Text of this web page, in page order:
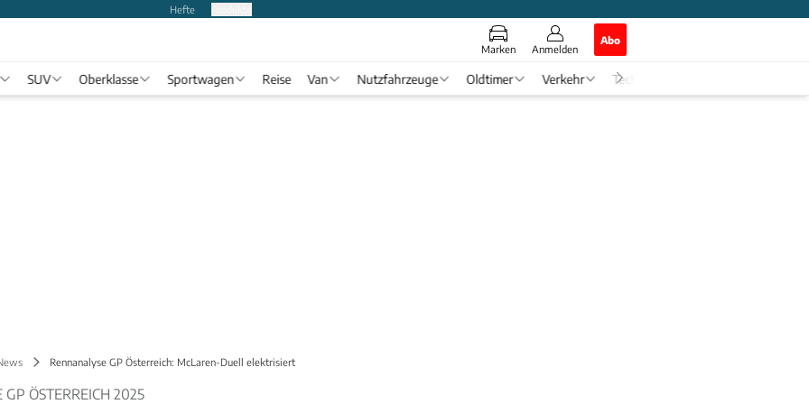
Hefte
Marken Anmelden
Abo
SUV Oberklasse Sportwagen Reise Van Nutzfahrzeuge Oldtimer Verkehr Tech & Zukunft
Rennanalyse GP Österreich: McLaren-Duell elektrisiert
ÖSTERREICH 2025